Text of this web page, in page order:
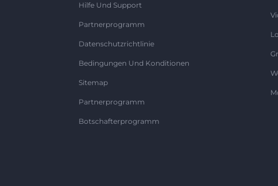
Hilfe Und Support
Partnerprogramm
Datenschutzrichtlinie
Bedingungen Und Konditionen
Sitemap
Partnerprogramm
Botschafterprogramm